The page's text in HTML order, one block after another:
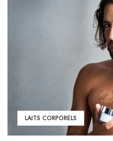
LAITS CORPORELS